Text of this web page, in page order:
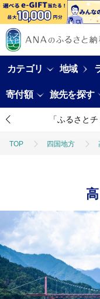
カテゴリ 地域
寄付額 旅先を探す
「ふるさと
TOP 四国地方